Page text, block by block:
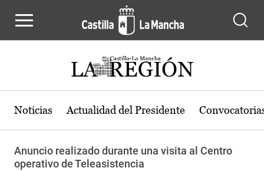
Noticias Actualidad del Presidente
Anuncio realizado durante una visita al Centro
operativo de Teleasistencia